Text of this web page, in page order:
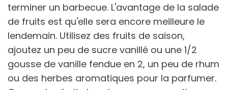
terminer un barbecue. L'avantage de la salade
de fruits est qu'elle sera encore meilleure le
lendemain. Utilisez des fruits de saison,
ajoutez un peu de sucre vanillé ou une 1/2
gousse de vanille fendue en 2, un peu de rhum
ou des herbes aromatiques pour la parfumer.